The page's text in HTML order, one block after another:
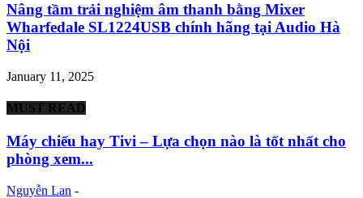
Nâng tầm trải nghiệm âm thanh bằng Mixer
Wharfedale SL1224USB chính hãng tại Audio Hà
Nội
January 11, 2025
MUST READ
Máy chiếu hay Tivi – Lựa chọn nào là tốt nhất cho
phòng xem...
Nguyễn Lan -